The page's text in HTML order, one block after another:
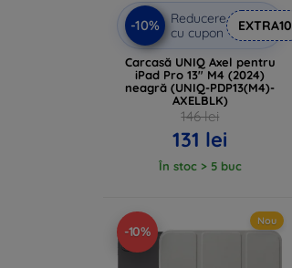
-10%
Reducere
cu cupon
EXTRA10
Carcasă UNIQ Axel pentru
iPad Pro 13" M4 (2024)
neagră (UNIQ-PDP13(M4)-
AXELBLK)
146 lei
131 lei
În stoc > 5 buc
-10%
Nou